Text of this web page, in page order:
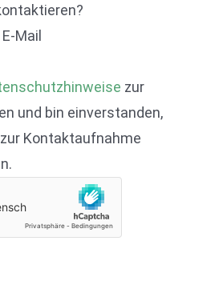
E-Mail
zur
und bin einverstanden,
Kontaktaufnahme